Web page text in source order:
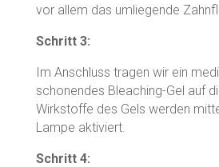
vor allem das umliegende
Schritt 3:
Im Anschluss tragen wir ein
schonendes Bleaching-Gel auf
Wirkstoffe des Gels werden
Lampe aktiviert.
Schritt 4: